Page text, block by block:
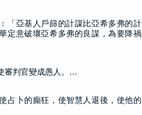
「亞基人戶篩的計謀比亞希多弗的計
定意破壞亞希多弗的良謀，為要降禍
審判官變成愚人。…
占卜的癲狂，使智慧人退後，使他的